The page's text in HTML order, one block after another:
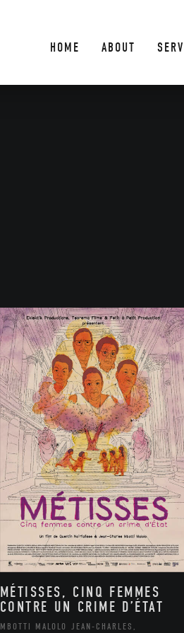
HOME ABOUT
MÉTISSES, CINQ FEMMES
CONTRE UN CRIME D’ÉTAT
MBOTTI MALOLO JEAN-CHARLES,